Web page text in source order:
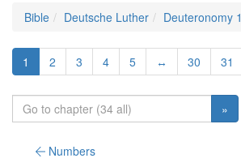
Bible Deutsche Luther Deuteronomy 1
1 2 3 4 5 ↔ 30 31
»
Numbers